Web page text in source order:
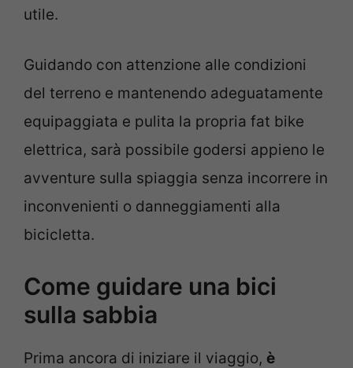
utile.
Guidando con attenzione alle condizioni
del terreno e mantenendo adeguatamente
equipaggiata e pulita la propria fat bike
elettrica, sarà possibile godersi appieno le
avventure sulla spiaggia senza incorrere in
inconvenienti o danneggiamenti alla
bicicletta.
Come guidare una bici
sulla sabbia
Prima ancora di iniziare il viaggio, è